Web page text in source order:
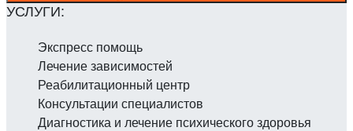
Экспресс помощь
Лечение зависимостей
Реабилитаци­онный центр
Консультации специалистов
Диагностика и лечение психического здоровья